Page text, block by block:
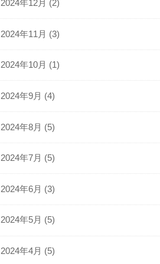
2024年12月 (2)
2024年11月 (3)
2024年10月 (1)
2024年9月 (4)
2024年8月 (5)
2024年7月 (5)
2024年6月 (3)
2024年5月 (5)
2024年4月 (5)